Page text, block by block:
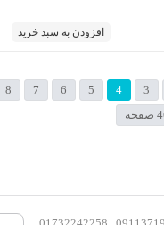
افزودن به سبد خرید